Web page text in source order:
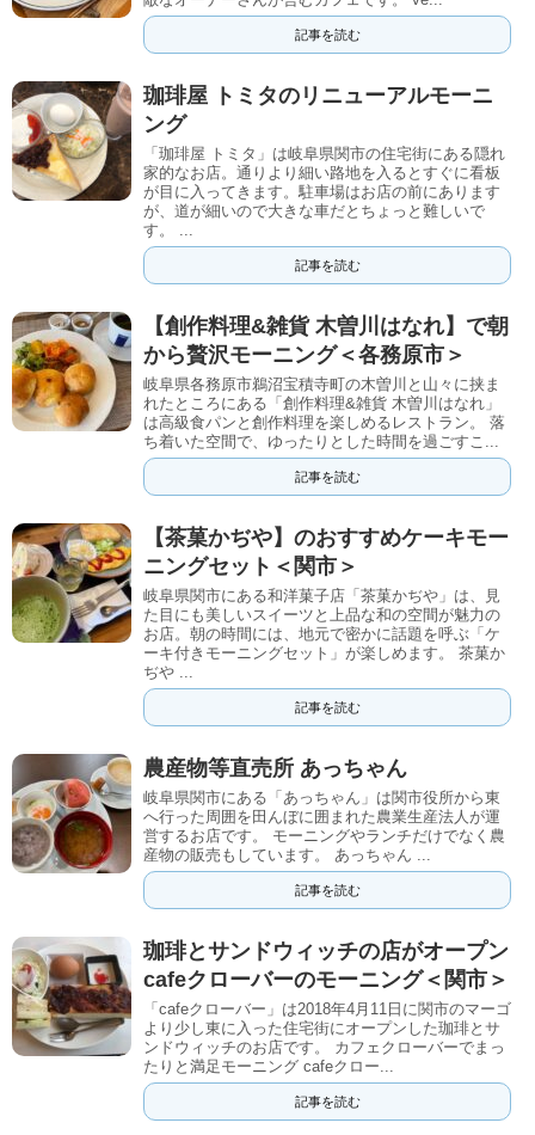
記事を読む
珈琲屋 トミタのリニューアルモーニ
ング
「珈琲屋 トミタ」は岐阜県関市の住宅街にある隠れ
家的なお店。通りより細い路地を入るとすぐに看板
が目に入ってきます。駐車場はお店の前にあります
が、道が細いので大きな車だとちょっと難しいで
す。 ...
記事を読む
【創作料理&雑貨 木曽川はなれ】で朝
から贅沢モーニング＜各務原市＞
岐阜県各務原市鵜沼宝積寺町の木曽川と山々に挟ま
れたところにある「創作料理&雑貨 木曽川はなれ」
は高級食パンと創作料理を楽しめるレストラン。 落
ち着いた空間で、ゆったりとした時間を過ごすこ...
記事を読む
【茶菓かぢや】のおすすめケーキモー
ニングセット＜関市＞
岐阜県関市にある和洋菓子店「茶菓かぢや」は、見
た目にも美しいスイーツと上品な和の空間が魅力の
お店。朝の時間には、地元で密かに話題を呼ぶ「ケ
ーキ付きモーニングセット」が楽しめます。 茶菓か
ぢや ...
記事を読む
農産物等直売所 あっちゃん
岐阜県関市にある「あっちゃん」は関市役所から東
へ行った周囲を田んぼに囲まれた農業生産法人が運
営するお店です。 モーニングやランチだけでなく農
産物の販売もしています。 あっちゃん ...
記事を読む
珈琲とサンドウィッチの店がオープン
cafeクローバーのモーニング＜関市＞
「cafeクローバー」は2018年4月11日に関市のマーゴ
より少し東に入った住宅街にオープンした珈琲とサ
ンドウィッチのお店です。 カフェクローバーでまっ
たりと満足モーニング cafeクロー...
記事を読む